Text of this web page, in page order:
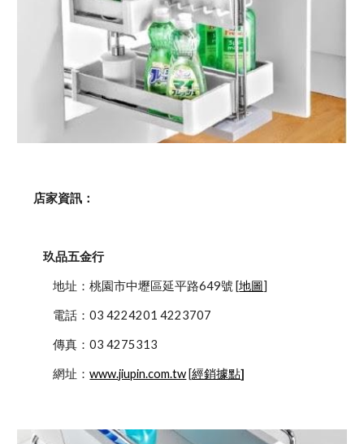
    店家資訊：
玖品五金行
            地址：桃園市中壢區延平路649號 [
地圖
            電話：03 4224201 4223707
            傳真：03 4275313
            網址：
www.jiupin.com.tw [經銷據點]